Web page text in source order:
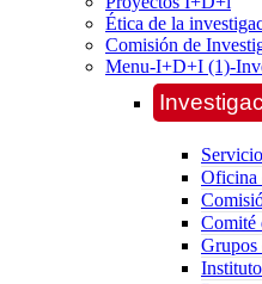
Ética de la
Comisión de
Menu-I+D+I (1)-
Oficina
Comité
Grupos